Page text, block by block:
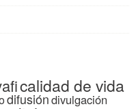
calidad de vida
difusióndivulgación